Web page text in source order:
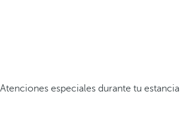
Atenciones especiales durante tu estancia